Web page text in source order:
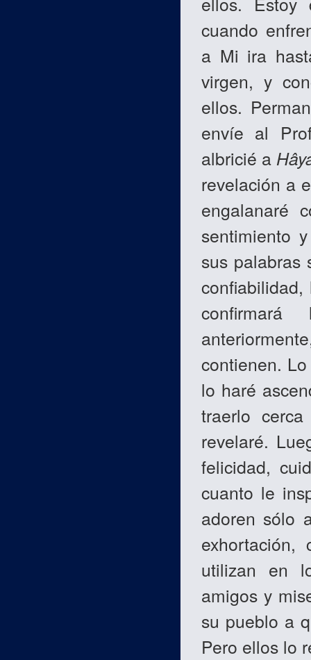
cuando
a Mi ira
virgen, y
ellos.
envíe al
albricié a
revelación a
engalanaré
sentimiento
sus palabras
contienen.
lo haré
traerlo
revelaré.
felicidad,
cuanto le
adoren sólo
utilizan en
amigos y
su pueblo a
Pero ellos lo